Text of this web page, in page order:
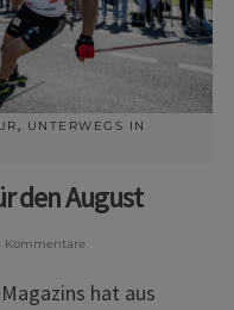
, UNTERWEGS IN
den August
Kommentare
hat aus